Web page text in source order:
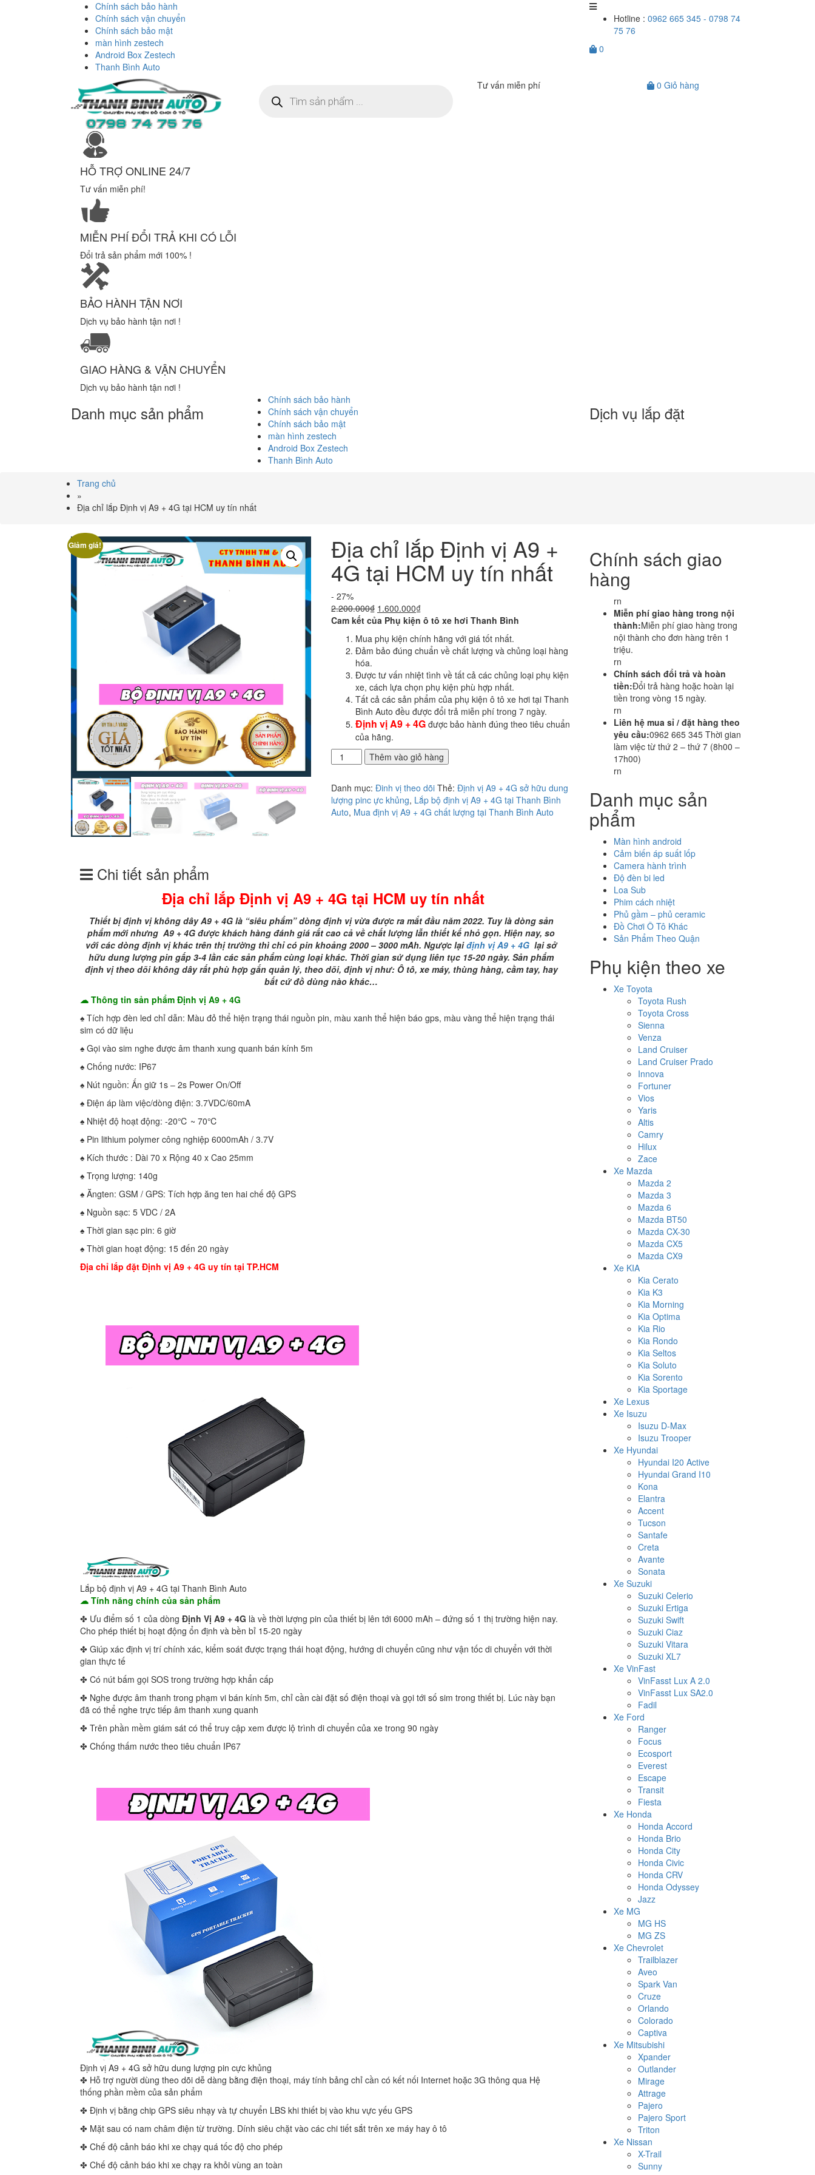
Chính sách bảo hành
Chính sách vận chuyển
Chính sách bảo mật
màn hình zestech
Android Box Zestech
Thanh Bình Auto
Hotline : 0962 665 345 - 0798 74
75 76
0
kiếm
sản
Tư vấn miễn phí 0 Giỏ hàng
HỖ TRỢ ONLINE 24/7
Tư vấn miễn phí!
MIỄN PHÍ ĐỔI TRẢ KHI CÓ LỖI
Đổi trả sản phẩm mới 100% !
BẢO HÀNH TẬN NƠI
Dịch vụ bảo hành tận nơi !
GIAO HÀNG & VẬN CHUYỂN
Dịch vụ bảo hành tận nơi !
Danh mục sản phẩm
Chính sách bảo hành
Chính sách vận chuyển
Chính sách bảo mật
màn hình zestech
Android Box Zestech
Thanh Bình Auto
Dịch vụ lắp đặt
Trang chủ
»
Địa chỉ lắp Định vị A9 + 4G tại HCM uy tín nhất
Giảm giá! Địa chỉ lắp Định vị A9 +
4G tại HCM uy tín nhất
- 27%
2.200.000₫ Giá
gốc
2.200.000₫.
1.600.000₫Giá
hiện
là:
1.600.000₫.
Cam kết của Phụ kiện ô tô xe hơi Thanh Bình
Mua phụ kiện chính hãng với giá tốt nhất.
Đảm bảo đúng chuẩn về chất lượng và chủng loại hàng
hóa.
Được tư vấn nhiệt tình về tất cả các chủng loại phụ kiện
xe, cách lựa chọn phụ kiện phù hợp nhất.
Tất cả các sản phẩm của phụ kiện ô tô xe hơi tại Thanh
Bình Auto đều được đổi trả miễn phí trong 7 ngày.
Định vị A9 + 4G được bảo hành đúng theo tiêu chuẩn
của hãng.
Địa
chỉ
Định
vị
A9
nhất
lượng
Thêm vào giỏ hàng
Danh mục: Đinh vị theo dõi Thẻ: Định vị A9 + 4G sở hữu dung
lượng pinc ực khủng, Lắp bộ định vị A9 + 4G tại Thanh Bình
Auto, Mua định vị A9 + 4G chất lượng tại Thanh Bình Auto
Chi tiết sản phẩm
Địa chỉ lắp Định vị A9 + 4G tại HCM uy tín nhất
Thiết bị định vị không dây A9 + 4G là “siêu phẩm”dòng định vị vừa được ra mắt đầu năm 2022. Tuy là dòng sản
phẩm mới nhưng A9 + 4G được khách hàng đánh giá rất cao cả về chất lượng lẫn thiết kế nhỏ gọn. Hiện nay, so
với các dòng định vị khác trên thị trường thì chỉcó pin khoảng 2000 – 3000 mAh. Ngược lạiđịnh vị A9 + 4G lại sở
hữu dung lượng pin gấp 3-4 lần các sản phẩm cùng loại khác. Thời gian sử dụng liên tục 15-20 ngày. Sản phẩm
định vị theo dõi không dây rất phù hợp gắn quản lý, theo dõi, định vị như: Ô tô, xe máy, thùng hàng, cầm tay, hay
bất cứ đồ dùng nào khác…
☁ Thông tin sản phẩm Định vị A9 + 4G
♠ Tích hợp đèn led chỉ dẫn: Màu đỏ thể hiện trạng thái nguồn pin, màu xanh thể hiện báo gps, màu vàng thể hiện trạng thái
sim có dữ liệu
♠ Gọi vào sim nghe được âm thanh xung quanh bán kính 5m
♠ Chống nước: IP67
♠ Nút nguồn: Ấn giữ 1s – 2s Power On/Off
♠ Điện áp làm việc/dòng điện: 3.7VDC/60mA
♠ Nhiệt độ hoạt động: -20℃ ~ 70℃
♠ Pin lithium polymer công nghiệp 6000mAh / 3.7V
♠ Kích thước : Dài 70 x Rộng 40 x Cao 25mm
♠ Trọng lượng: 140g
♠ Ăngten: GSM / GPS: Tích hợp ăng ten hai chế độ GPS
♠ Nguồn sạc: 5 VDC / 2A
♠ Thời gian sạc pin: 6 giờ
♠ Thời gian hoạt động: 15 đến 20 ngày
Địa chỉ lắp đặt Định vị A9 + 4G uy tín tại TP.HCM
Lắp bộ định vị A9 + 4G tại Thanh Bình Auto
☁ Tính năng chính của sản phẩm
✤ Ưu điểm số 1 của dòng Định Vị A9 + 4G là về thời lượng pin của thiết bị lên tới 6000 mAh – đứng số 1 thị trường hiện nay.
Cho phép thiết bị hoạt động ổn định và bền bỉ 15-20 ngày
✤ Giúp xác định vị trí chính xác, kiểm soát được trạng thái hoạt động, hướng di chuyển cũng như vận tốc di chuyển với thời
gian thực tế
✤ Có nút bấm gọi SOS trong trường hợp khẩn cấp
✤ Nghe được âm thanh trong phạm vi bán kính 5m, chỉ cần cài đặt số điện thoại và gọi tới số sim trong thiết bị. Lúc này bạn
đã có thể nghe trực tiếp âm thanh xung quanh
✤ Trên phần mềm giám sát có thể truy cập xem được lộ trình di chuyển của xe trong 90 ngày
✤ Chống thấm nước theo tiêu chuẩn IP67
Định vị A9 + 4G sở hữu dung lượng pin cực khủng
✤ Hỗ trợ người dùng theo dõi dễ dàng bằng điện thoại, máy tính bảng chỉ cần có kết nối Internet hoặc 3G thông qua Hệ
thống phần mềm của sản phẩm
✤ Định vị bằng chip GPS siêu nhạy và tự chuyển LBS khi thiết bị vào khu vực yếu GPS
✤ Mặt sau có nam châm điện từ trường. Dính siêu chặt vào các chi tiết sắt trên xe máy hay ô tô
✤ Chế độ cảnh báo khi xe chạy quá tốc độ cho phép
✤ Chế độ cảnh báo khi xe chạy ra khỏi vùng an toàn
Chính sách giao
hàng
rn
Miễn phí giao hàng trong nội
thành:Miễn phí giao hàng trong
nội thành cho đơn hàng trên 1
triệu.
rn
Chính sách đổi trả và hoàn
tiền:Đổi trả hàng hoặc hoàn lại
tiền trong vòng 15 ngày.
rn
Liên hệ mua sỉ / đặt hàng theo
yêu cầu:0962 665 345 Thời gian
làm việc từ thứ 2 – thứ 7 (8h00 –
17h00)
rn
Danh mục sản
phẩm
Màn hình android
Cảm biến áp suất lốp
Camera hành trình
Độ đèn bi led
Loa Sub
Phim cách nhiệt
Phủ gầm – phủ ceramic
Đồ Chơi Ô Tô Khác
Sản Phẩm Theo Quận
Phụ kiện theo xe
Xe Toyota
Toyota Rush
Toyota Cross
Sienna
Venza
Land Cruiser
Land Cruiser Prado
Innova
Fortuner
Vios
Yaris
Altis
Camry
Hilux
Zace
Xe Mazda
Mazda 2
Mazda 3
Mazda 6
Mazda BT50
Mazda CX-30
Mazda CX5
Mazda CX9
Xe KIA
Kia Cerato
Kia K3
Kia Morning
Kia Optima
Kia Rio
Kia Rondo
Kia Seltos
Kia Soluto
Kia Sorento
Kia Sportage
Xe Lexus
Xe Isuzu
Isuzu D-Max
Isuzu Trooper
Xe Hyundai
Hyundai I20 Active
Hyundai Grand I10
Kona
Elantra
Accent
Tucson
Santafe
Creta
Avante
Sonata
Xe Suzuki
Suzuki Celerio
Suzuki Ertiga
Suzuki Swift
Suzuki Ciaz
Suzuki Vitara
Suzuki XL7
Xe VinFast
VinFasst Lux A 2.0
VinFasst Lux SA2.0
Fadil
Xe Ford
Ranger
Focus
Ecosport
Everest
Escape
Transit
Fiesta
Xe Honda
Honda Accord
Honda Brio
Honda City
Honda Civic
Honda CRV
Honda Odyssey
Jazz
Xe MG
MG HS
MG ZS
Xe Chevrolet
Trailblazer
Aveo
Spark Van
Cruze
Orlando
Colorado
Captiva
Xe Mitsubishi
Xpander
Outlander
Mirage
Attrage
Pajero
Pajero Sport
Triton
Xe Nissan
X-Trail
Sunny